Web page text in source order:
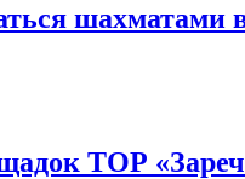
шахматами
ТОР